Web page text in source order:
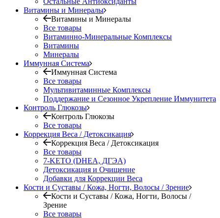
Витамины и Минералы
Витамины и Минералы
Все товары
Витаминно-Минеральные Комплексы
Витамины
Минералы
Иммунная Система
Иммунная Система
Все товары
Мультивитаминные Комплексы
Поддержание и Сезонное Укрепление Иммунитета
Контроль Глюкозы
Контроль Глюкозы
Все товары
Коррекция Веса / Детоксикация
Коррекция Веса / Детоксикация
Все товары
7-KETO (DHEA, ДГЭА)
Детоксикация и Очищение
Добавки для Коррекции Веса
Кости и Суставы / Кожа, Ногти, Волосы / Зрение
Кости и Суставы / Кожа, Ногти, Волосы /
Зрение
Все товары